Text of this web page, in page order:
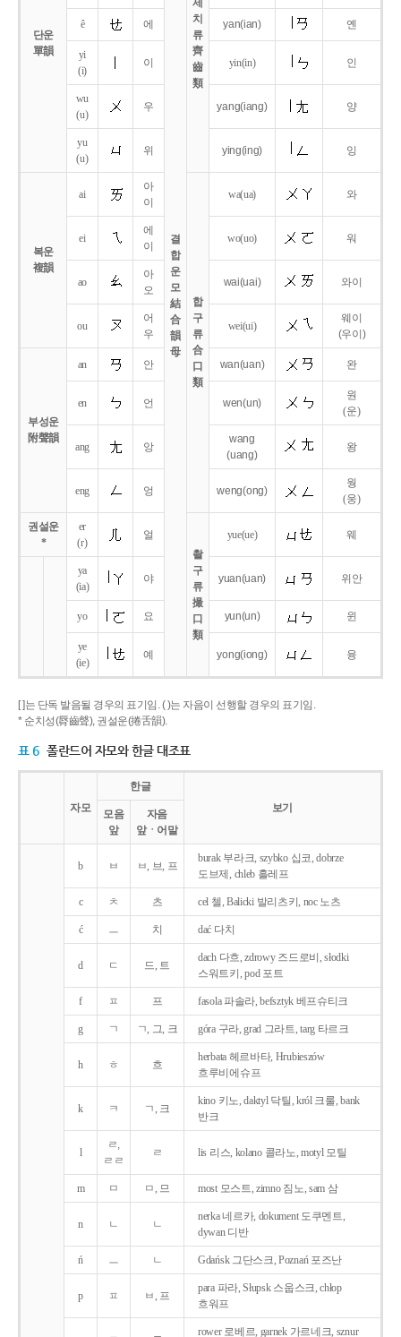
단운
單韻
결
합
운
모
結
合
韻
母
제
치
류
齊
齒
類
ê 에 yan(ian) 옌
yi
(i)
이 yin(in) 인
wu
(u)
우 yang(iang) 양
yu
(u)
위 ying(ing) 잉
복운
複韻
ai
아
이
합
구
류
合
口
類
wa(ua) 와
ei
에
이
wo(uo) 워
ao
아
오
wai(uai) 와이
ou
어
우
wei(ui)
웨이
(우이)
부성운
附聲韻
an 안 wan(uan) 완
en 언 wen(un)
원
(운)
ang 앙
wang
(uang)
왕
eng 엉 weng(ong)
웡
(웅)
권설운
*
er
(r)
얼
촬
구
류
撮
口
類
yue(ue) 웨
ya
(ia)
야 yuan(uan) 위안
yo 요 yun(un) 윈
ye
(ie)
예 yong(iong) 융
[ ]는 단독 발음될 경우의 표기임. ( )는 자음이 선행할 경우의 표기임.
* 순치성(脣齒聲), 권설운(捲舌韻).
표 6 폴란드어 자모와 한글 대조표
자모
한글
보기
모음
앞
자음
앞ㆍ어말
b ㅂ ㅂ, 브, 프
burak 부라크, szybko 십코, dobrze
도브제, chleb 흘레프
c ㅊ 츠 cel 첼, Balicki 발리츠키, noc 노츠
ć ㅡ 치 dać 다치
d ㄷ 드, 트
dach 다흐, zdrowy 즈드로비, słodki
스워트키, pod 포트
f ㅍ 프 fasola 파솔라, befsztyk 베프슈티크
g ㄱ ㄱ, 그, 크 góra 구라, grad 그라트, targ 타르크
h ㅎ 흐
herbata 헤르바타, Hrubieszów
흐루비에슈프
k ㅋ ㄱ, 크
kino 키노, daktyl 닥틸, król 크룰, bank
반크
l
ㄹ,
ㄹㄹ
ㄹ lis 리스, kolano 콜라노, motyl 모틸
m ㅁ ㅁ, 므 most 모스트, zimno 짐노, sam 삼
n ㄴ ㄴ
nerka 네르카, dokument 도쿠멘트,
dywan 디반
ń ㅡ ㄴ Gdańsk 그단스크, Poznań 포즈난
p ㅍ ㅂ, 프
para 파라, Słupsk 스웁스크, chłop
흐워프
rower 로베르, garnek 가르네크, sznur